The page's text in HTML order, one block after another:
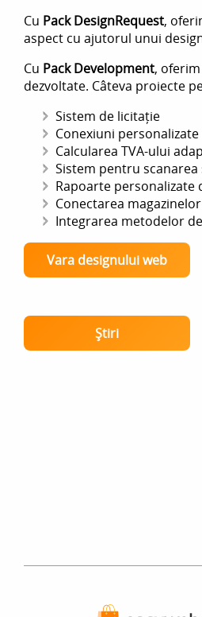
Cu Pack DesignRequest,
aspect cu ajutorul unui
Cu Pack Development,
dezvoltate. Câteva proiecte
Sistem de licitație
Conexiuni
Calcularea TVA-ului
Sistem pentru
Rapoarte personalizate
Conectarea
Integrarea metodelor
Vara designului web
Știri